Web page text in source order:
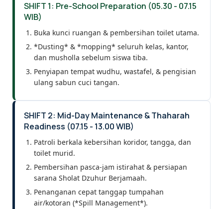
SHIFT 1: Pre-School Preparation (05.30 - 07.15
WIB)
Buka kunci ruangan & pembersihan toilet utama.
*Dusting* & *mopping* seluruh kelas, kantor,
dan musholla sebelum siswa tiba.
Penyiapan tempat wudhu, wastafel, & pengisian
ulang sabun cuci tangan.
SHIFT 2: Mid-Day Maintenance & Thaharah
Readiness (07.15 - 13.00 WIB)
Patroli berkala kebersihan koridor, tangga, dan
toilet murid.
Pembersihan pasca-jam istirahat & persiapan
sarana Sholat Dzuhur Berjamaah.
Penanganan cepat tanggap tumpahan
air/kotoran (*Spill Management*).